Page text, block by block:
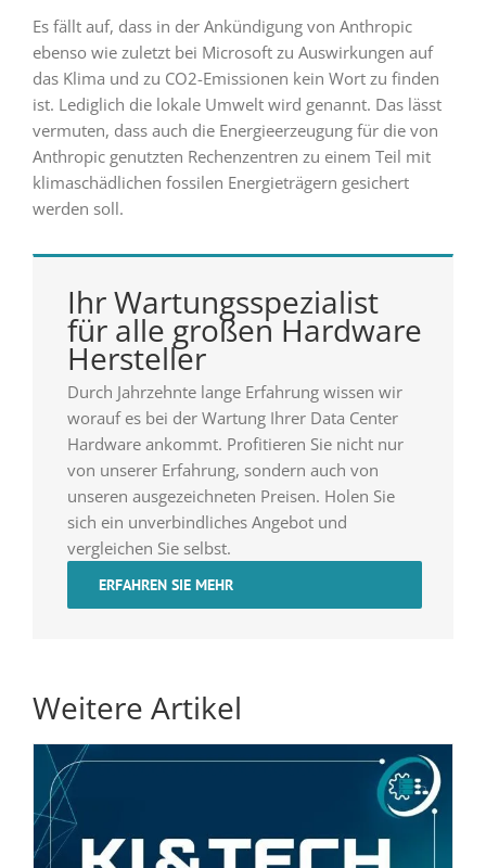
Es fällt auf, dass in der Ankündigung von Anthropic
ebenso wie zuletzt bei Microsoft zu Auswirkungen auf
das Klima und zu CO2-Emissionen kein Wort zu finden
ist. Lediglich die lokale Umwelt wird genannt. Das lässt
vermuten, dass auch die Energieerzeugung für die von
Anthropic genutzten Rechenzentren zu einem Teil mit
klimaschädlichen fossilen Energieträgern gesichert
werden soll.
Ihr Wartungsspezialist
für alle großen Hardware
Hersteller
Durch Jahrzehnte lange Erfahrung wissen wir
worauf es bei der Wartung Ihrer Data Center
Hardware ankommt. Profitieren Sie nicht nur
von unserer Erfahrung, sondern auch von
unseren ausgezeichneten Preisen. Holen Sie
sich ein unverbindliches Angebot und
vergleichen Sie selbst.
ERFAHREN SIE MEHR
Weitere Artikel